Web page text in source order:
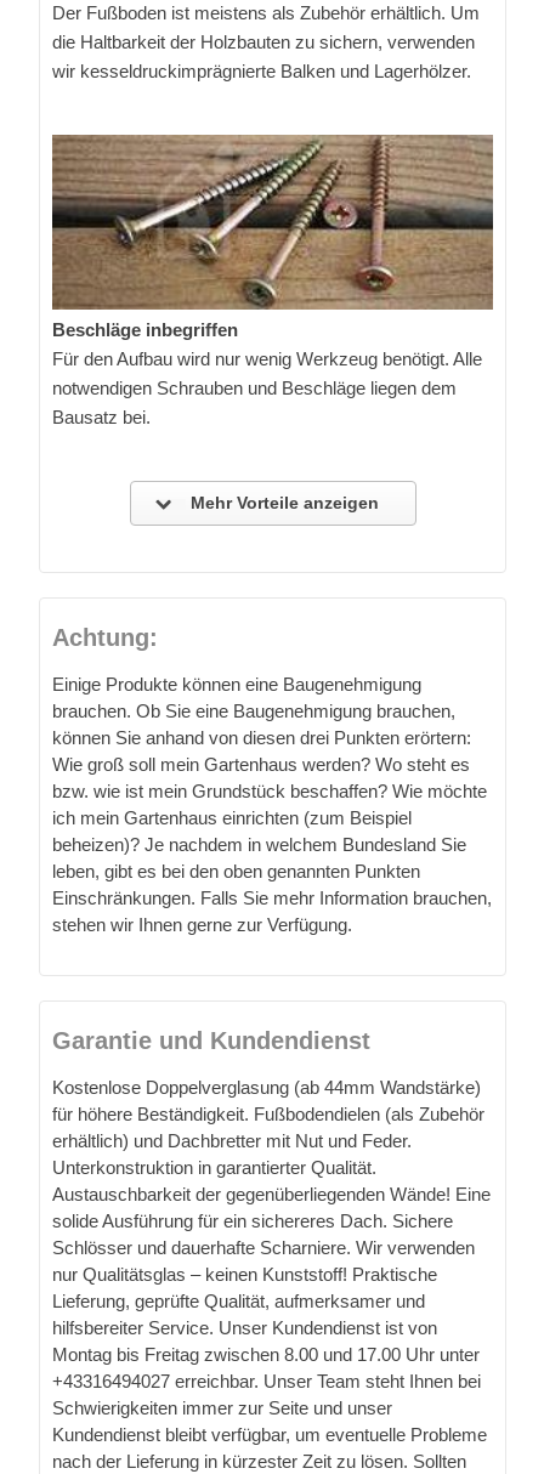
Der Fußboden ist meistens als Zubehör erhältlich. Um
die Haltbarkeit der Holzbauten zu sichern, verwenden
wir kesseldruckimprägnierte Balken und Lagerhölzer.
Beschläge inbegriffen
Für den Aufbau wird nur wenig Werkzeug benötigt. Alle
notwendigen Schrauben und Beschläge liegen dem
Bausatz bei.
Mehr Vorteile anzeigen
Achtung:
Einige Produkte können eine Baugenehmigung
brauchen. Ob Sie eine Baugenehmigung brauchen,
können Sie anhand von diesen drei Punkten erörtern:
Wie groß soll mein Gartenhaus werden? Wo steht es
bzw. wie ist mein Grundstück beschaffen? Wie möchte
ich mein Gartenhaus einrichten (zum Beispiel
beheizen)? Je nachdem in welchem Bundesland Sie
leben, gibt es bei den oben genannten Punkten
Einschränkungen. Falls Sie mehr Information brauchen,
stehen wir Ihnen gerne zur Verfügung.
Garantie und Kundendienst
Kostenlose Doppelverglasung (ab 44mm Wandstärke)
für höhere Beständigkeit. Fußbodendielen (als Zubehör
erhältlich) und Dachbretter mit Nut und Feder.
Unterkonstruktion in garantierter Qualität.
Austauschbarkeit der gegenüberliegenden Wände! Eine
solide Ausführung für ein sichereres Dach. Sichere
Schlösser und dauerhafte Scharniere. Wir verwenden
nur Qualitätsglas – keinen Kunststoff! Praktische
Lieferung, geprüfte Qualität, aufmerksamer und
hilfsbereiter Service. Unser Kundendienst ist von
Montag bis Freitag zwischen 8.00 und 17.00 Uhr unter
+43316494027 erreichbar. Unser Team steht Ihnen bei
Schwierigkeiten immer zur Seite und unser
Kundendienst bleibt verfügbar, um eventuelle Probleme
nach der Lieferung in kürzester Zeit zu lösen. Sollten